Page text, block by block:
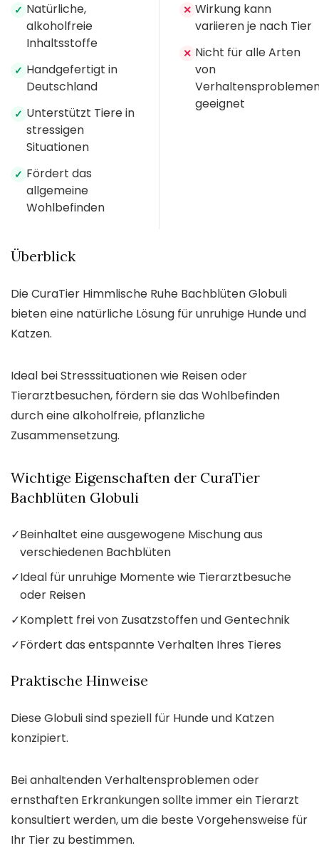
✓ Natürliche,
alkoholfreie
Inhaltsstoffe
✓ Handgefertigt in
Deutschland
✓ Unterstützt Tiere in
stressigen
Situationen
✓ Fördert das
allgemeine
Wohlbefinden
✕ Wirkung kann
variieren je nach Tier
✕ Nicht für alle Arten
von
geeignet
Überblick
Die CuraTier Himmlische Ruhe Bachblüten Globuli
bieten eine natürliche Lösung für unruhige Hunde und
Katzen.
Ideal bei Stresssituationen wie Reisen oder
Tierarztbesuchen, fördern sie das Wohlbefinden
durch eine alkoholfreie, pflanzliche
Zusammensetzung.
Wichtige Eigenschaften der CuraTier
Bachblüten Globuli
✓Beinhaltet eine ausgewogene Mischung aus
verschiedenen Bachblüten
✓Ideal für unruhige Momente wie Tierarztbesuche
oder Reisen
✓Komplett frei von Zusatzstoffen und Gentechnik
✓Fördert das entspannte Verhalten Ihres Tieres
Praktische Hinweise
Diese Globuli sind speziell für Hunde und Katzen
konzipiert.
Bei anhaltenden Verhaltensproblemen oder
ernsthaften Erkrankungen sollte immer ein Tierarzt
konsultiert werden, um die beste Vorgehensweise für
Ihr Tier zu bestimmen.